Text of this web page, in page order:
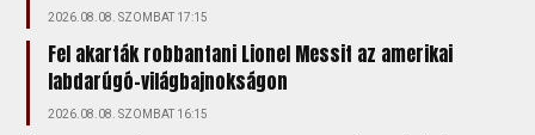
2026.08.08. SZOMBAT 17:15
Fel akarták robbantani Lionel Messit az amerikai
labdarúgó-világbajnokságon
2026.08.08. SZOMBAT 16:15